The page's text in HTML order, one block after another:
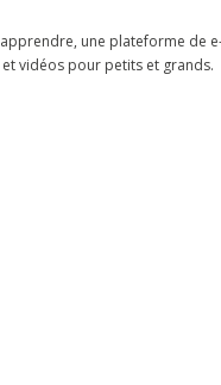
une plateforme de
vidéos pour petits et grands.